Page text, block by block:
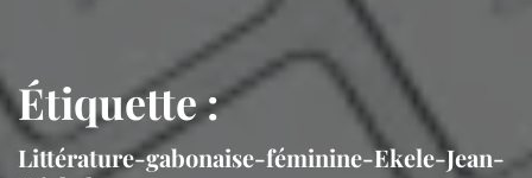
Étiquette :
Littérature-gabonaise-féminine-Ekele-Jean-